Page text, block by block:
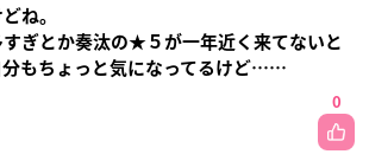
ね。
ぎとか奏汰の★５が一年近く来てないと
分もちょっと気になってるけど……
0